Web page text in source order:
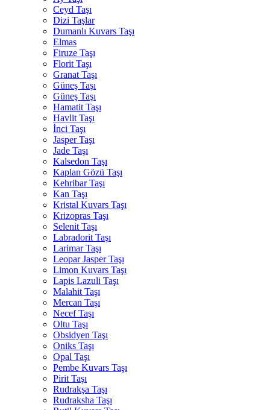
Ceyd Taşı
Dizi Taşlar
Dumanlı Kuvars Taşı
Elmas
Firuze Taşı
Florit Taşı
Granat Taşı
Güneş Taşı
Güneş Taşı
Hamatit Taşı
Havlit Taşı
İnci Taşı
Jasper Taşı
Jade Taşı
Kalsedon Taşı
Kaplan Gözü Taşı
Kehribar Taşı
Kan Taşı
Kristal Kuvars Taşı
Krizopras Taşı
Selenit Taşı
Labradorit Taşı
Larimar Taşı
Leopar Jasper Taşı
Limon Kuvars Taşı
Lapis Lazuli Taşı
Malahit Taşı
Mercan Taşı
Necef Taşı
Oltu Taşı
Obsidyen Taşı
Oniks Taşı
Opal Taşı
Pembe Kuvars Taşı
Pirit Taşı
Rudrakşa Taşı
Rudraksha Taşı